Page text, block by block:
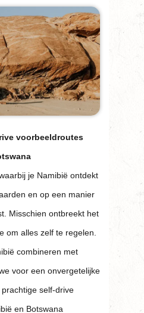
voorbeeldroutes
je Namibië ontdekt
en op een manier
Misschien ontbreekt het
om alles zelf te regelen.
combineren met
voor een onvergetelijke
self-drive
en Botswana